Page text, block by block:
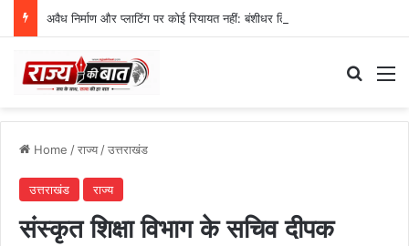
अवैध निर्माण और प्लाटिंग पर कोई रियायत नहीं: बंशीधर तिवारी
Home /राज्य/उत्तराखंड
उत्तराखंड राज्य
संस्कृत शिक्षा विभाग के सचिव दीपक